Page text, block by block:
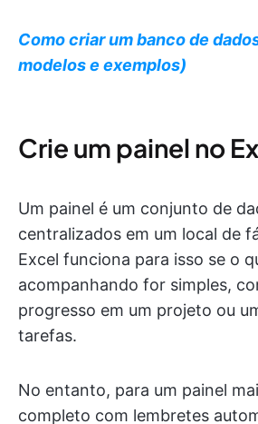
Como criar um banco de
modelos e exemplos)
Crie um painel no
Um painel é um conjunto de
centralizados em um local de
Excel funciona para isso se o
acompanhando for simples,
progresso em um projeto ou
tarefas.
No entanto, para um painel
completo com lembretes